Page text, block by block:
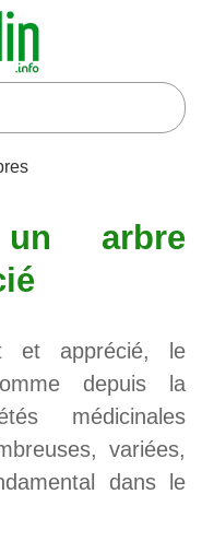
arbre
et apprécié, le
depuis la
médicinales
variées,
dans le